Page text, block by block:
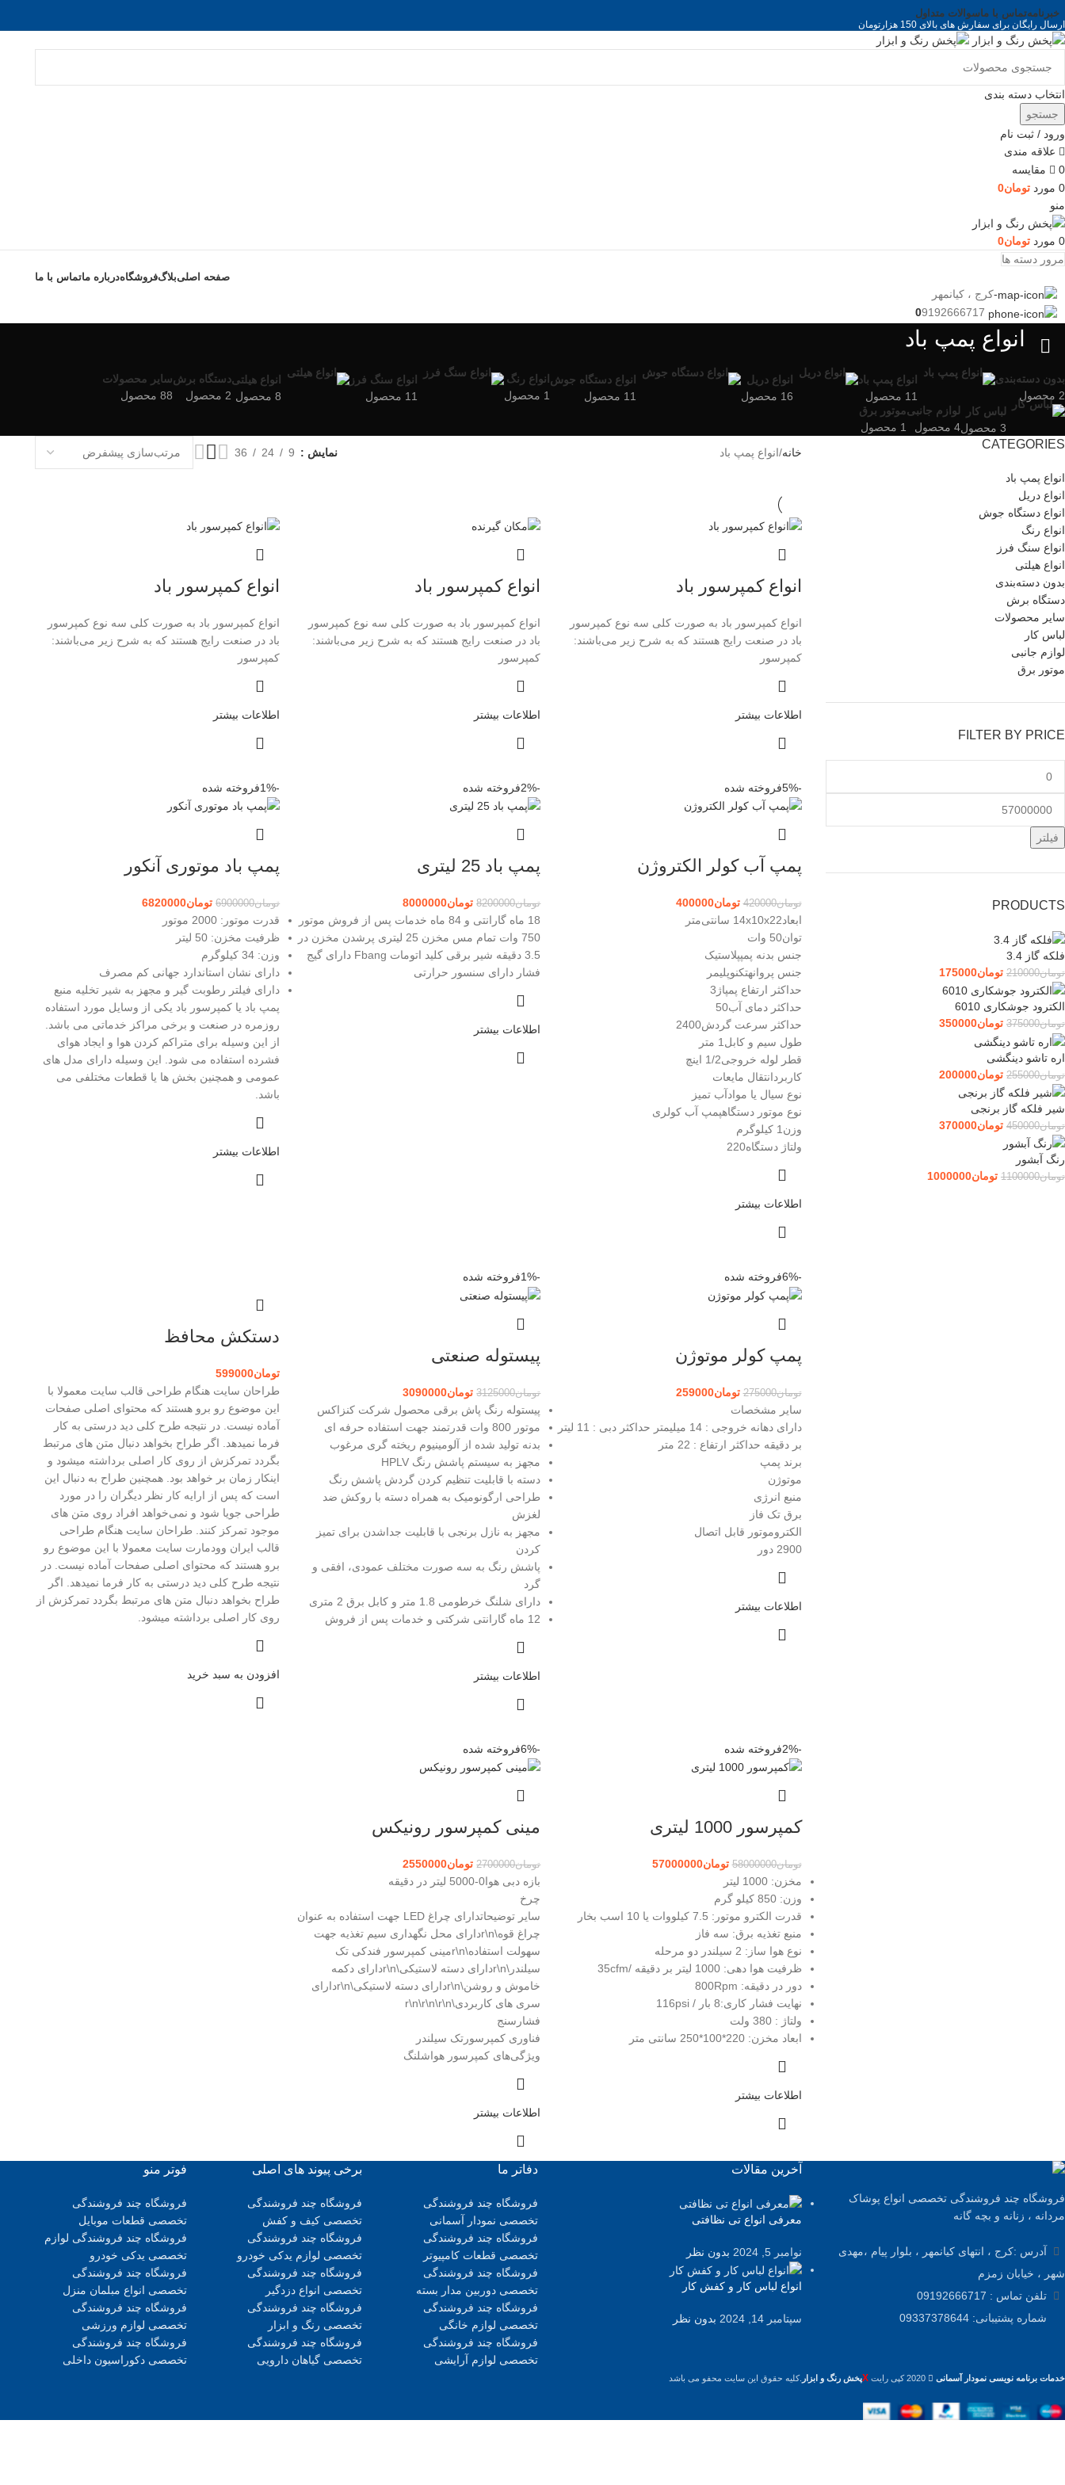
خبرنامهتماس با ماسوالات متداول
ارسال رایگان برای سفارش های بالای 150 هزارتومان
انتخاب دسته بندی
جستجو
ورود / ثبت نام
علاقه مندی
0
مقايسه
0 مورد تومان0
منو
0 مورد تومان0
مرور دسته ها
صفحه اصلیبلاگفروشگاهدرباره ماتماس با ما
-کرج ، کیانمهر
9192666717
انواع پمپ باد
بدون دسته‌بندی
2 محصول
انواع پمپ باد
11 محصول
انواع دریل
16 محصول
انواع دستگاه جوش
11 محصول
انواع رنگ
1 محصول
انواع سنگ فرز
11 محصول
انواع هیلتی
8 محصول
دستگاه برش
2 محصول
سایر محصولات
88 محصول
لباس کار
3 محصول
لوازم جانبی
4 محصول
موتور برق
1 محصول
CATEGORIES
انواع پمپ باد
انواع دریل
انواع دستگاه جوش
انواع رنگ
انواع سنگ فرز
انواع هیلتی
بدون دسته‌بندی
دستگاه برش
سایر محصولات
لباس کار
لوازم جانبی
موتور برق
FILTER BY PRICE
فیلتر
PRODUCTS
فلکه گاز 3.4
تومان210000 تومان175000
الکترود جوشکاری 6010
تومان375000 تومان350000
اره تاشو دینگشی
تومان255000 تومان200000
شیر فلکه گاز برنجی
تومان450000 تومان370000
رنگ آبشور
تومان1100000 تومان1000000
خانه انواع پمپ باد نمایش 9
24
36
انواع کمپرسور باد
انواع کمپرسور باد به صورت کلی سه نوع کمپرسور
باد در صنعت رایج هستند که به شرح زیر می‌باشند:
کمپرسور
اطلاعات بیشتر
انواع کمپرسور باد
انواع کمپرسور باد به صورت کلی سه نوع کمپرسور
باد در صنعت رایج هستند که به شرح زیر می‌باشند:
کمپرسور
اطلاعات بیشتر
انواع کمپرسور باد
انواع کمپرسور باد به صورت کلی سه نوع کمپرسور
باد در صنعت رایج هستند که به شرح زیر می‌باشند:
کمپرسور
اطلاعات بیشتر
-5% فروخته شده
پمپ آب کولر الکتروژن
تومان420000 تومان400000
ابعاد14x10x22 سانتی‌متر
توان50 وات
جنس بدنه پمپپلاستیک
جنس پروانهتکنوپلیمر
حداکثر ارتفاع پمپاژ3
حداکثر دمای آب50
حداکثر سرعت گردش2400
طول سیم و کابل1 متر
قطر لوله خروجی1/2 اینچ
کاربردانتقال مایعات
نوع سیال یا موادآب تمیز
نوع موتور دستگاهپمپ آب کولری
وزن1 کیلوگرم
ولتاژ دستگاه220
اطلاعات بیشتر
-2% فروخته شده
پمپ باد 25 لیتری
تومان8200000 تومان8000000
18 ماه گارانتی و 84 ماه خدمات پس از فروش موتور
750 وات تمام مس مخزن 25 لیتری پرشدن مخزن در
3.5 دقیقه شیر برقی کلید اتومات Fbang دارای گیج
فشار دارای سنسور حرارتی
اطلاعات بیشتر
-1% فروخته شده
پمپ باد موتوری آنکور
تومان6900000 تومان6820000
قدرت موتور: 2000 موتور
ظرفیت مخزن: 50 لیتر
وزن: 34 کیلوگرم
دارای نشان استاندارد جهانی کم مصرف
دارای فیلتر رطوبت گیر و مجهز به شیر تخلیه منبع
پمپ باد یا کمپرسور باد یکی از وسایل مورد استفاده
روزمره در صنعت و برخی مراکز خدماتی می باشد.
از این وسیله برای متراکم کردن هوا و ایجاد هوای
فشرده استفاده می شود. این وسیله دارای مدل های
عمومی و همچنین بخش ها یا قطعات مختلفی می
باشد.
اطلاعات بیشتر
-6% فروخته شده
پمپ کولر موتوژن
تومان275000 تومان259000
سایر مشخصات
دارای دهانه خروجی : 14 میلیمتر حداکثر دبی : 11 لیتر
بر دقیقه حداکثر ارتفاع : 22 متر
برند پمپ
موتوژن
منبع انرژی
برق تک فاز
الکتروموتور قابل اتصال
2900 دور
اطلاعات بیشتر
-1% فروخته شده
پیستوله صنعتی
تومان3125000 تومان3090000
پیستوله رنگ پاش برقی محصول شرکت کنزاکس
موتور 800 وات قدرتمند جهت استفاده حرفه ای
بدنه تولید شده از آلومینیوم ریخته گری مرغوب
مجهز به سیستم پاشش رنگ HPLV
دسته با قابلیت تنظیم کردن گردش پاشش رنگ
طراحی ارگونومیک به همراه دسته با روکش ضد
لغزش
مجهز به نازل برنجی با قابلیت جداشدن برای تمیز
کردن
پاشش رنگ به سه صورت مختلف عمودی، افقی و
گرد
دارای شلنگ خرطومی 1.8 متر و کابل برق 2 متری
12 ماه گارانتی شرکتی و خدمات پس از فروش
اطلاعات بیشتر
دستکش محافظ
تومان599000
طراحان سایت هنگام طراحی قالب سایت معمولا با
این موضوع رو برو هستند که محتوای اصلی صفحات
آماده نیست. در نتیجه طرح کلی دید درستی به کار
فرما نمیدهد. اگر طراح بخواهد دنبال متن های مرتبط
بگردد تمرکزش از روی کار اصلی برداشته میشود و
اینکار زمان بر خواهد بود. همچنین طراح به دنبال این
است که پس از ارایه کار نظر دیگران را در مورد
طراحی جویا شود و نمی‌خواهد افراد روی متن های
موجود تمرکز کنند. طراحان سایت هنگام طراحی
قالب ایران وودمارت سایت معمولا با این موضوع رو
برو هستند که محتوای اصلی صفحات آماده نیست. در
نتیجه طرح کلی دید درستی به کار فرما نمیدهد. اگر
طراح بخواهد دنبال متن های مرتبط بگردد تمرکزش از
روی کار اصلی برداشته میشود.
افزودن به سبد خرید
-2% فروخته شده
کمپرسور 1000 لیتری
تومان58000000 تومان57000000
مخزن: 1000 لیتر
وزن: 850 کیلو گرم
قدرت الکترو موتور: 7.5 کیلووات یا 10 اسب بخار
منبع تغذیه برق: سه فاز
نوع هوا ساز: 2 سیلندر دو مرحله
ظرفیت هوا دهی: 1000 لیتر بر دقیقه /35cfm
دور در دقیقه: 800Rpm
نهایت فشار کاری:8 بار / 116psi
ولتاژ : 380 ولت
ابعاد مخزن: 220*100*250 سانتی متر
اطلاعات بیشتر
-6% فروخته شده
مینی کمپرسور رونیکس
تومان2700000 تومان2550000
بازه دبی هوا0-5000 لیتر در دقیقه
چرخ
سایر توضیحاتدارای چراغ LED جهت استفاده به عنوان
چراغ قوه\r\nدارای محل نگهداری سیم تغذیه جهت
سهولت استفاده\r\nمینی کمپرسور فندکی تک
سیلندر\r\nدارای دسته لاستیکی\r\nدارای دکمه
خاموش و روشن\r\nدارای دسته لاستیکی\r\nدارای
سری های کاربردی\r\n\r\n\r\n
فشارسنج
فناوری کمپرسورتک سیلندر
ویژگی‌های کمپرسور هواشلنگ
اطلاعات بیشتر
فروشگاه چند فروشندگی تخصصی انواع پوشاک
مردانه ، زنانه و بچه گانه
آدرس :کرج ، انتهای کیانمهر ، بلوار پیام ،مهدی
شهر ، خیابان زمزم
تلفن تماس : 09192666717
شماره پشتیبانی: 09337378644
آخرین مقالات
معرفی انواع تی نظافتی
نوامبر 5, 2024 بدون نظر
انواع لباس کار و کفش کار
سپتامبر 14, 2024 بدون نظر
دفاتر ما
فروشگاه چند فروشندگی
تخصصی نمودار آسمانی
فروشگاه چند فروشندگی
تخصصی قطعات کامپیوتر
فروشگاه چند فروشندگی
تخصصی دوربین مدار بسته
فروشگاه چند فروشندگی
تخصصی لوازم خانگی
فروشگاه چند فروشندگی
تخصصی لوازم آرایشی
برخی پیوند های اصلی
فروشگاه چند فروشندگی
تخصصی کیف و کفش
فروشگاه چند فروشندگی
تخصصی لوازم یدکی خودرو
فروشگاه چند فروشندگی
تخصصی انواع دزدگیر
فروشگاه چند فروشندگی
تخصصی رنگ و ابزار
فروشگاه چند فروشندگی
تخصصی گیاهان دارویی
فوتر منو
فروشگاه چند فروشندگی
تخصصی قطعات موبایل
فروشگاه چند فروشندگی لوازم
تخصصی یدکی خودرو
فروشگاه چند فروشندگی
تخصصی انواع مبلمان منزل
فروشگاه چند فروشندگی
تخصصی لوازم ورزشی
فروشگاه چند فروشندگی
تخصصی دکوراسیون داخلی
خدمات برنامه نویسی نمودار آسمانی Xپخش رنگ و ابزار .کلیه حقوق این سایت محفو می باشد